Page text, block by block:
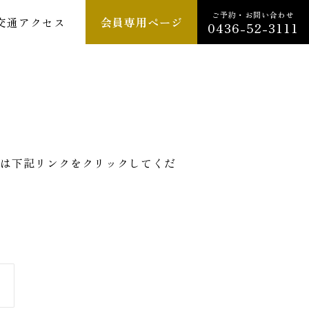
通アクセス 会員専用ページ ご予約・お問い合わせ
0436-52-3111
下記リンクをクリックしてくだ